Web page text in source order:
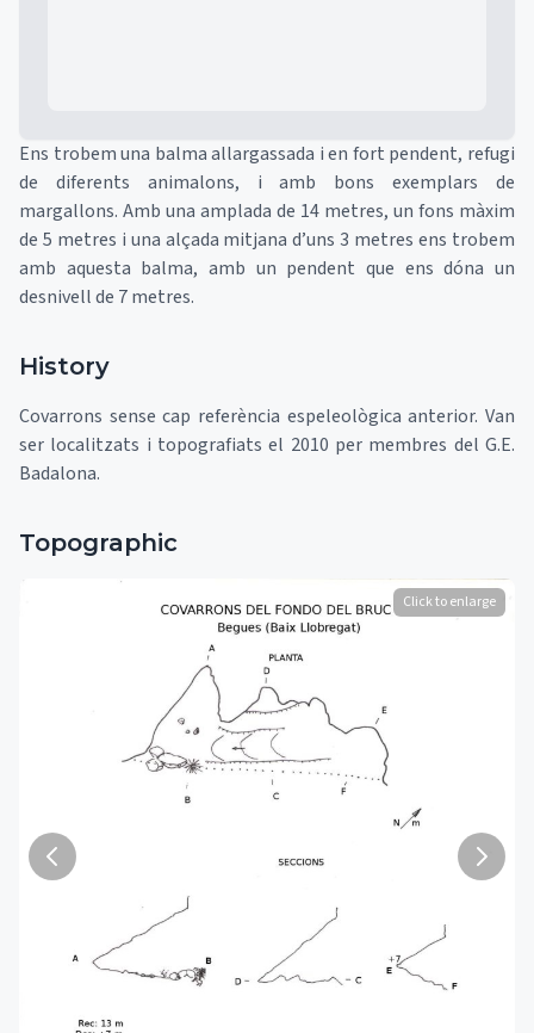
Ens trobem una balma allargassada i en fort pendent, refugi
de diferents animalons, i amb bons exemplars de
margallons. Amb una amplada de 14 metres, un fons màxim
de 5 metres i una alçada mitjana d’uns 3 metres ens trobem
amb aquesta balma, amb un pendent que ens dóna un
desnivell de 7 metres.
History
Covarrons sense cap referència espeleològica anterior. Van
ser localitzats i topografiats el 2010 per membres del G.E.
Badalona.
Topographic
Click to enlarge